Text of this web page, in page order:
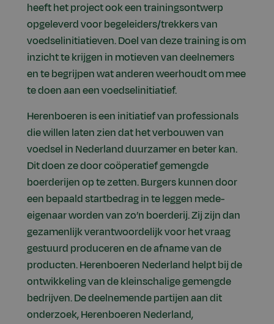
heeft het project ook een trainingsontwerp
opgeleverd voor begeleiders/trekkers van
voedselinitiatieven. Doel van deze training is om
inzicht te krijgen in motieven van deelnemers
en te begrijpen wat anderen weerhoudt om mee
te doen aan een voedselinitiatief.
Herenboeren is een initiatief van professionals
die willen laten zien dat het verbouwen van
voedsel in Nederland duurzamer en beter kan.
Dit doen ze door coöperatief gemengde
boerderijen op te zetten. Burgers kunnen door
een bepaald startbedrag in te leggen mede-
eigenaar worden van zo’n boerderij. Zij zijn dan
gezamenlijk verantwoordelijk voor het vraag
gestuurd produceren en de afname van de
producten. Herenboeren Nederland helpt bij de
ontwikkeling van de kleinschalige gemengde
bedrijven. De deelnemende partijen aan dit
onderzoek, Herenboeren Nederland,